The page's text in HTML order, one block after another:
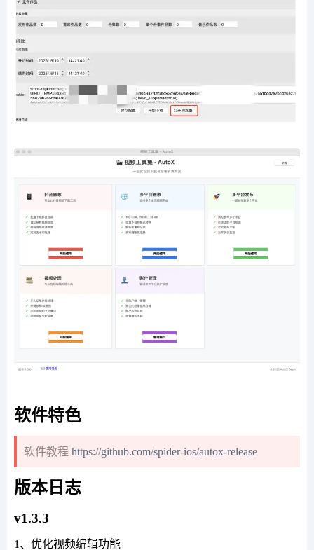
软件特色
软件教程 https://github.com/spider-ios/autox-release
版本日志
v1.3.3
1、优化视频编辑功能